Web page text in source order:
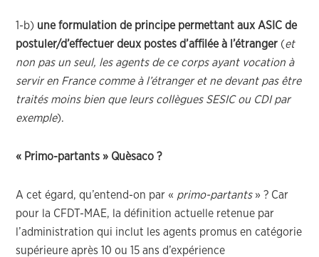
1-b) une formulation de principe permettant aux ASIC de
postuler/d’effectuer deux postes d’affilée à l’étranger (et
non pas un seul, les agents de ce corps ayant vocation à
servir en France comme à l’étranger et ne devant pas être
traités moins bien que leurs collègues SESIC ou CDI par
exemple).
« Primo-partants » Quèsaco ?
A cet égard, qu’entend-on par « primo-partants» ? Car
pour la CFDT-MAE, la définition actuelle retenue par
l’administration qui inclut les agents promus en catégorie
supérieure après 10 ou 15 ans d’expérience